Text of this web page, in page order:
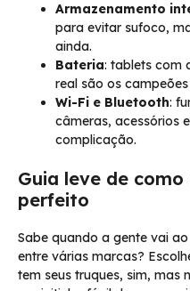
Armazenamento
para evitar sufoco,
ainda.
Bateria: tablets com
real são os
Wi-Fi e Bluetooth:
câmeras, acessórios
complicação.
Guia leve de
perfeito
Sabe quando a gente vai
entre várias marcas?
tem seus truques, sim, mas